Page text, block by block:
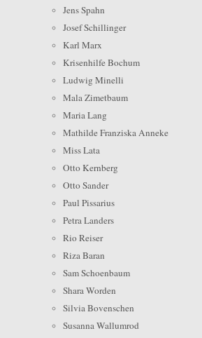
Jens Spahn
Josef Schillinger
Karl Marx
Krisenhilfe Bochum
Ludwig Minelli
Mala Zimetbaum
Maria Lang
Mathilde Franziska Anneke
Miss Lata
Otto Kernberg
Otto Sander
Paul Pissarius
Petra Landers
Rio Reiser
Riza Baran
Sam Schoenbaum
Shara Worden
Silvia Bovenschen
Susanna Wallumrod